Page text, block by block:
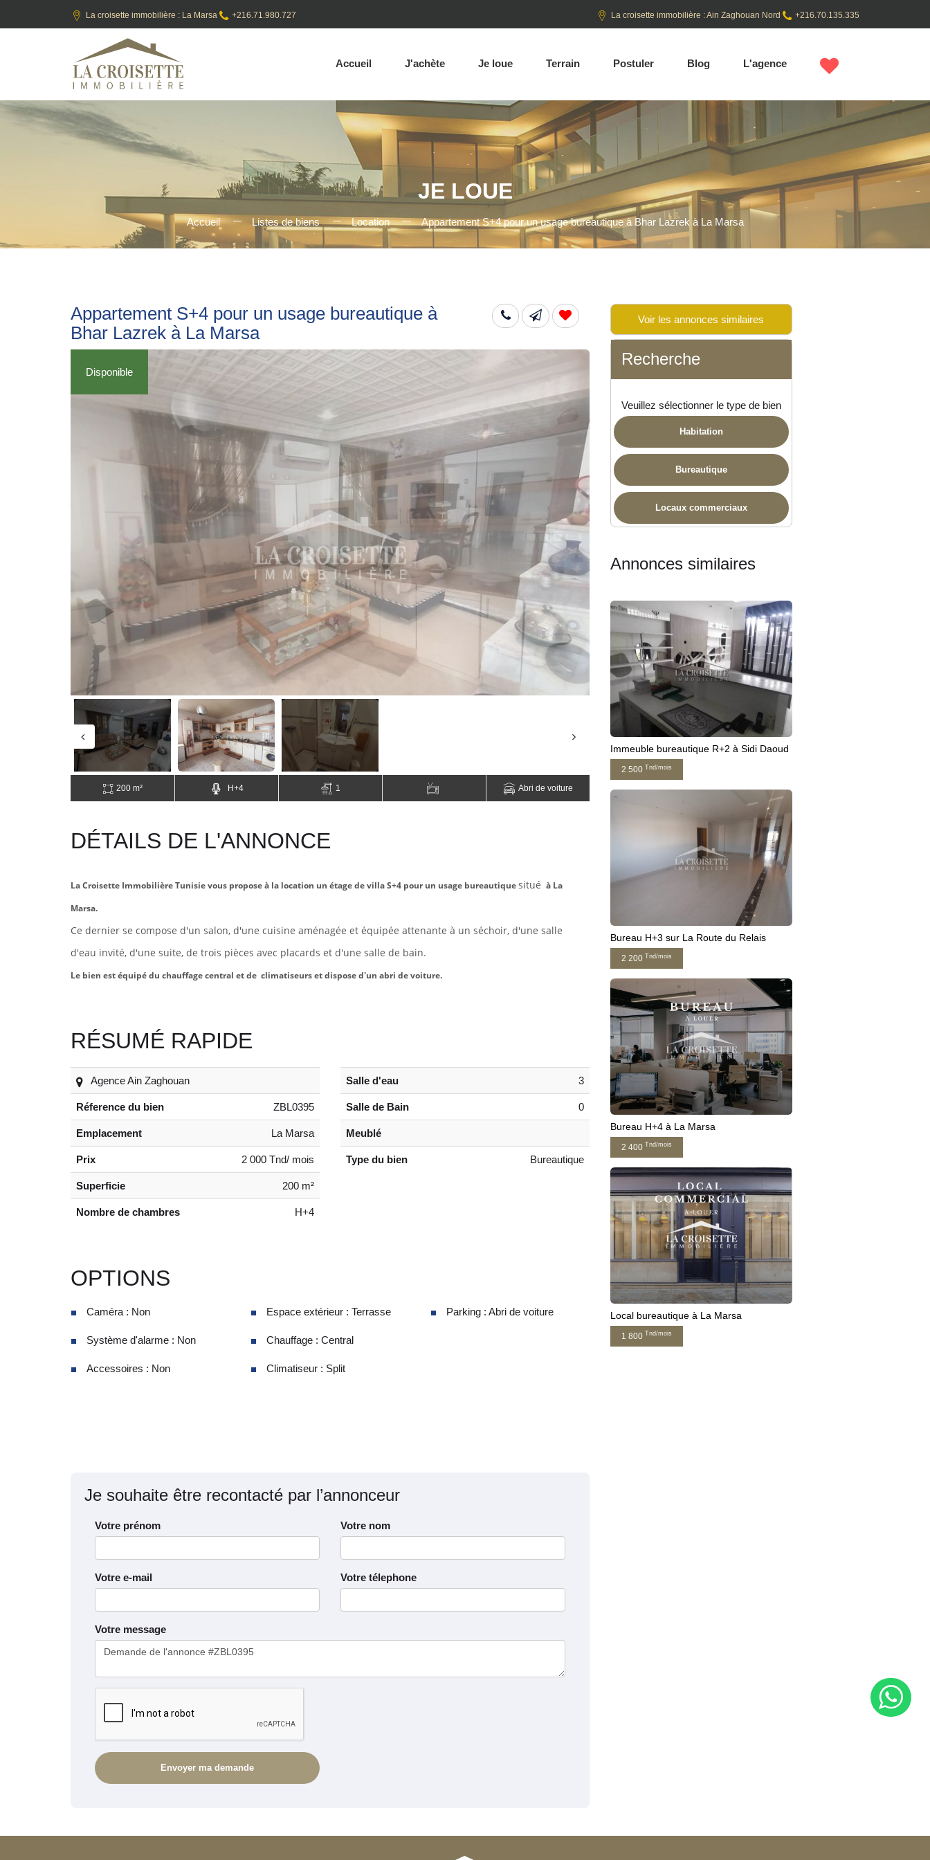
La croisette immobilière : La Marsa +216.71.980.727 La croisette immobilière : Ain Zaghouan Nord +216.70.135.335
Accueil J'achète Je loue Terrain Postuler Blog L'agence
JE LOUE
Accueil Listes de biens Location Appartement S+4 pour un usage bureautique à Bhar Lazrek à La Marsa
Appartement S+4 pour un usage bureautique à
Bhar Lazrek à La Marsa
Disponible
200 m² H+4 1 Abri de voiture
DÉTAILS DE L'ANNONCE
La Croisette Immobilière Tunisie vous propose à la location un étage de villa S+4 pour un usage bureautiquesitué à La
Marsa.
Ce dernier se compose d'un salon, d'une cuisine aménagée et équipée attenante à un séchoir, d'une salle
d'eau invité, d'une suite, de trois pièces avec placards et d'une salle de bain.
Le bien est équipé du chauffage central et de climatiseurs et dispose d'un abri de voiture.
RÉSUMÉ RAPIDE
Agence Ain Zaghouan
Réference du bien ZBL0395
Emplacement La Marsa
Prix 2 000 Tnd/ mois
Superficie 200 m²
Nombre de chambres H+4
Salle d'eau 3
Salle de Bain 0
Meublé
Type du bien Bureautique
OPTIONS
Caméra : Non
Système d'alarme : Non
Accessoires : Non
Espace extérieur : Terrasse
Chauffage : Central
Climatiseur : Split
Parking : Abri de voiture
Je souhaite être recontacté par l’annonceur
Votre prénom Votre nom
Votre e-mail Votre télephone
Votre message
Voir les annonces similaires
Recherche
Veuillez sélectionner le type de bien
Habitation
Bureautique
Locaux commerciaux
Annonces similaires
Immeuble bureautique R+2 à Sidi Daoud
2 500 Tnd/mois
Bureau H+3 sur La Route du Relais
2 200 Tnd/mois
Bureau H+4 à La Marsa
2 400 Tnd/mois
Local bureautique à La Marsa
1 800 Tnd/mois